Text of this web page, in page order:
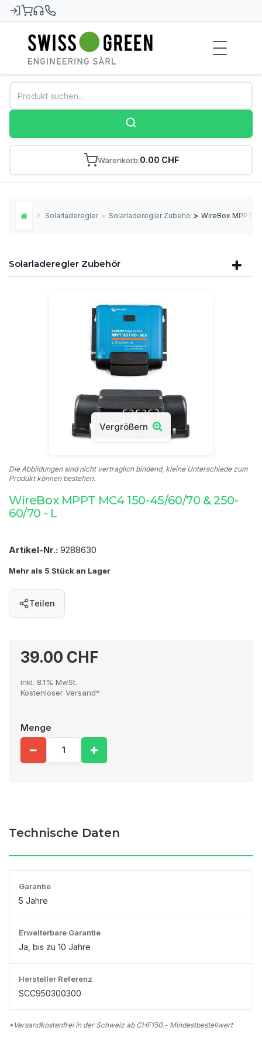
Swiss-Green
Warenkorb 0.00 CHF
Home Solarladeregler > Solarladeregler Zubehör > WireBox MPPT
Solarladeregler Zubehör
Vergrößern
Die Abbildungen sind nicht vertraglich bindend, kleine Unterschiede zum
Produkt können bestehen.
WireBox MPPT MC4 150-45/60/70 & 250-
60/70 - L
Artikel-Nr.: 9288630
Mehr als 5 Stück an Lager
Teilen
39.00 CHF
inkl. 8.1% MwSt.
Kostenloser Versand*
Menge
Technische Daten
Garantie
5 Jahre
Erweiterbare Garantie
Ja, bis zu 10 Jahre
Hersteller Referenz
SCC950300300
*Versandkostenfrei in der Schweiz ab CHF150.- Mindestbestellwert